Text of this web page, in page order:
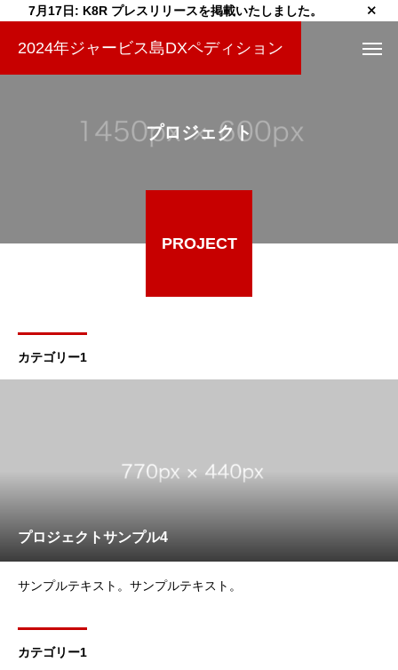
7月17日: K8R プレスリリースを掲載いたしました。
2024年ジャービス島DXペディション
プロジェクト
PROJECT
カテゴリー1
プロジェクトサンプル4
サンプルテキスト。サンプルテキスト。
カテゴリー1